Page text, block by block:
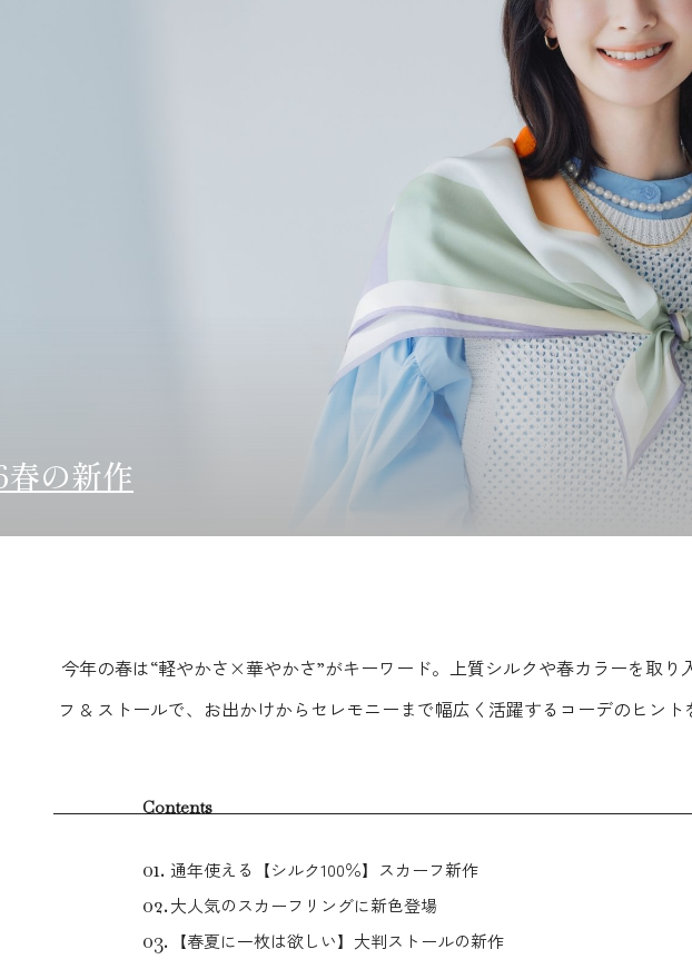
春の新作
今年の春は“軽やかさ×華やかさ”がキーワード。上質シルクや春カラーを取り
フ & ストールで、お出かけからセレモニーまで幅広く活躍するコーデのヒン
Contents
通年使える【シルク100％】スカーフ新作
大人気のスカーフリングに新色登場
【春夏に一枚は欲しい】大判ストールの新作